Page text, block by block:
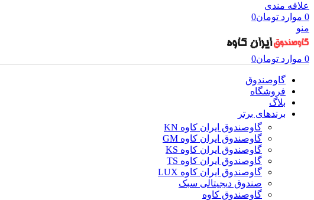
علاقه مندی
0 موارد تومان0
منو
0 موارد تومان0
گاوصندوق
فروشگاه
بلاگ
برندهای برتر
گاوصندوق ایران کاوه KN
گاوصندوق ایران کاوه GM
گاوصندوق ایران کاوه KS
گاوصندوق ایران کاوه TS
گاوصندوق ایران کاوه LUX
صندوق دیجیتالی سبک
گاوصندوق کاوه